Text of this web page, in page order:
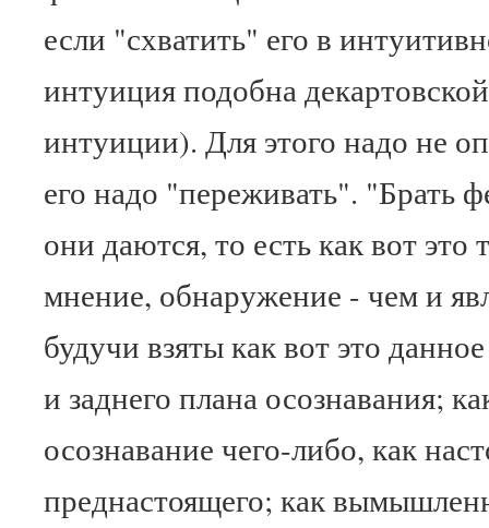
если "схватить" его в
интуиция подобна
интуиции). Для этого надо не
его надо "переживать". "Брать
они даются, то есть как вот это
мнение, обнаружение - чем и
будучи взяты как вот это
и заднего плана осознавания;
осознавание чего-либо, как
преднастоящего; как